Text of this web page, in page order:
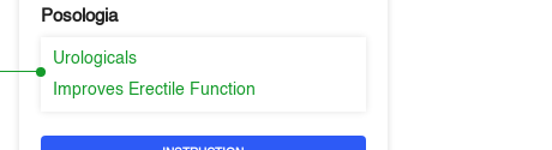
Posologia
Urologicals
Improves Erectile Function